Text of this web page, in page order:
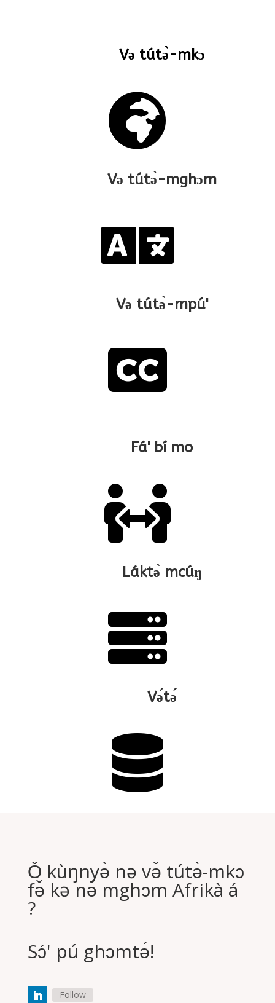
Və tútə̀-mkɔ

Və tútə̀-mghɔm

Və tútə̀-mpú'

Fá' bí mo

Láktə̀ mcúŋ

Və́tə́

Ǒ kùŋnyə̀ nə və̌ tútə̀-mkɔ
fə̌ kə nə́ mghɔm Afrikà á
?
Sɔ́' pú ghɔmtə́!
Follow